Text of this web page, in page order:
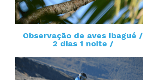
Observação de aves Ibagué /
2 dias 1 noite /